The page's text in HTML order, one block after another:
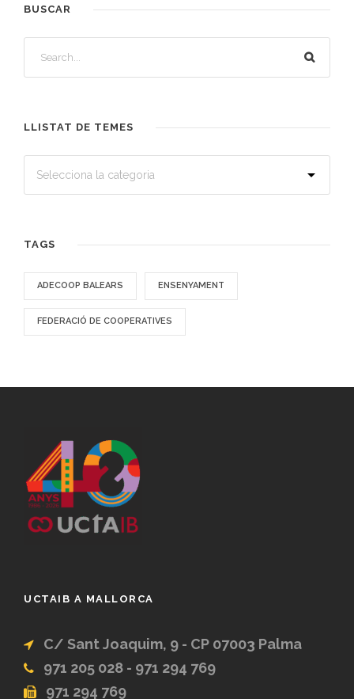
BUSCAR
LLISTAT DE TEMES
TAGS
ADECOOP BALEARS ENSENYAMENT
FEDERACIÓ DE COOPERATIVES
UCTAIB A MALLORCA
C/ Sant Joaquim, 9 - CP 07003 Palma
971 205 028 - 971 294 769
971 294 769